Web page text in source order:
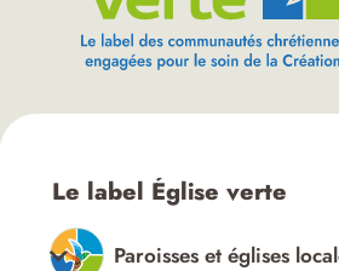
Le label Église verte
Paroisses et églises